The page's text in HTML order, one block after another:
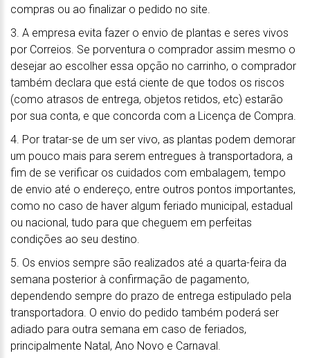
compras ou ao finalizar o pedido no site.
3. A empresa evita fazer o envio de plantas e seres vivos
por Correios. Se porventura o comprador assim mesmo o
desejar ao escolher essa opção no carrinho, o comprador
também declara que está ciente de que todos os riscos
(como atrasos de entrega, objetos retidos, etc) estarão
por sua conta, e que concorda com a Licença de Compra.
4. Por tratar-se de um ser vivo, as plantas podem demorar
um pouco mais para serem entregues à transportadora, a
fim de se verificar os cuidados com embalagem, tempo
de envio até o endereço, entre outros pontos importantes,
como no caso de haver algum feriado municipal, estadual
ou nacional, tudo para que cheguem em perfeitas
condições ao seu destino.
5. Os envios sempre são realizados até a quarta-feira da
semana posterior à confirmação de pagamento,
dependendo sempre do prazo de entrega estipulado pela
transportadora. O envio do pedido também poderá ser
adiado para outra semana em caso de feriados,
principalmente Natal, Ano Novo e Carnaval.